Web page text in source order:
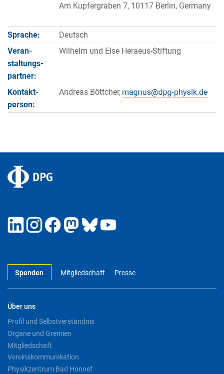
Am Kupfergraben 7, 10117 Berlin, Germany
Sprache:
Deutsch
Veran­
staltungs­
partner:
Wilhelm und Else Heraeus-Stiftung
Kontakt­
person:
Andreas Böttcher,
Spenden Mitgliedschaft Presse
Über uns
Profil und Selbstverständnis
Organe und Gremien
Mitgliedschaft
Vereinskommunikation
Physikzentrum Bad Honnef